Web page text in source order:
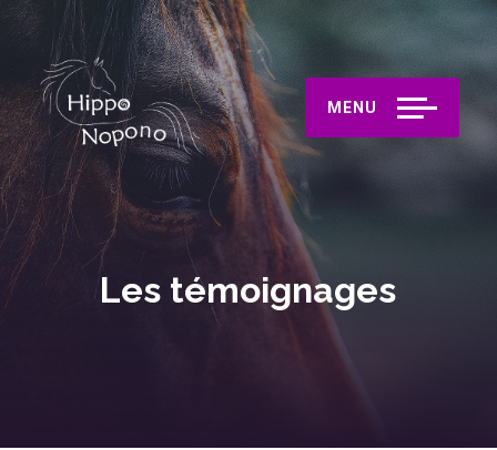
MENU
Les témoignages